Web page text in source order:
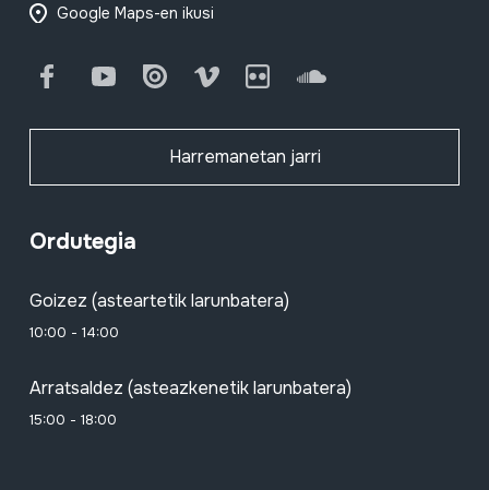
Google Maps-en ikusi
FacebookYoutube Issuu Vimeo Flickr SoundCloud
Harremanetan jarri
Ordutegia
Goizez (asteartetik larunbatera)
10:00 - 14:00
Arratsaldez (asteazkenetik larunbatera)
15:00 - 18:00